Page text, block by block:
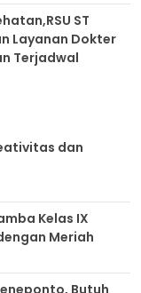
ST
Layanan Dokter
Terjadwal
dan
Kelas IX
Meriah
Butuh